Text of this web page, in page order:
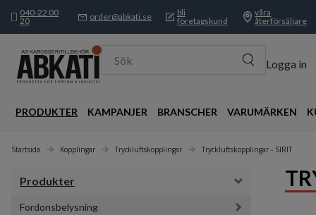
040-22 00
20
order@abkati.se
bli
företagskund
våra
återförsäljare
Sök Logga in
PRODUKTER KAMPANJER BRANSCHER VARUMÄRKEN
Startsida Kopplingar Tryckluftskopplingar Tryckluftskopplingar - SIRIT
Produkter
Fordonsbelysning